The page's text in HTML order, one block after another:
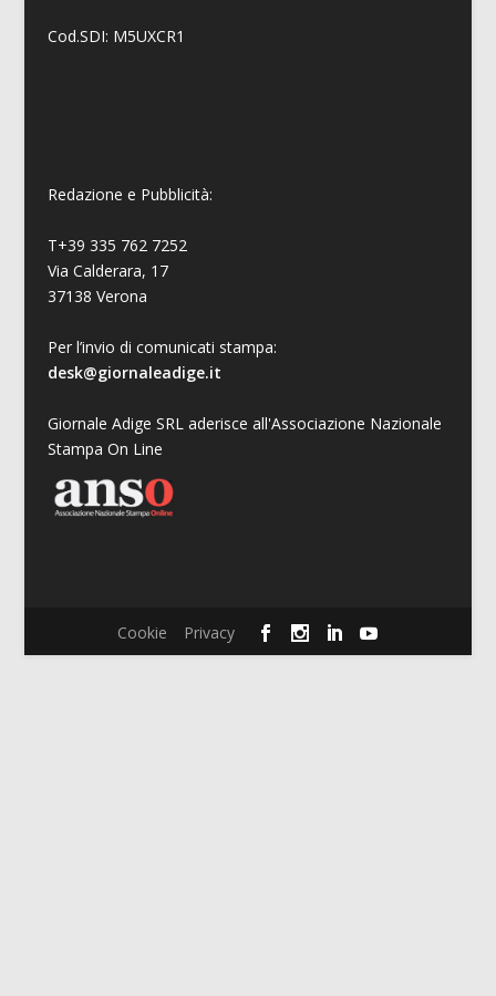
Cod.SDI: M5UXCR1
Redazione e Pubblicità:
T+39 335 762 7252
Via Calderara, 17
37138 Verona
Per l’invio di comunicati stampa:
desk@giornaleadige.it
Giornale Adige SRL aderisce all'Associazione Nazionale
Stampa On Line
Cookie Privacy